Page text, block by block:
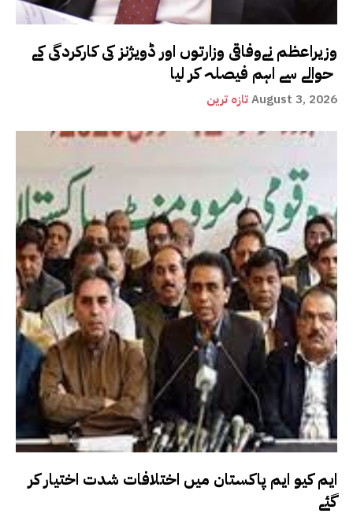
وزیراعظم نےوفاقی وزارتوں اور ڈویژنز کی کارکردگی کے
تازہ ترینAugust 3, 2026
ایم کیو ایم پاکستان میں اختلافات شدت اختیار کر
گئے